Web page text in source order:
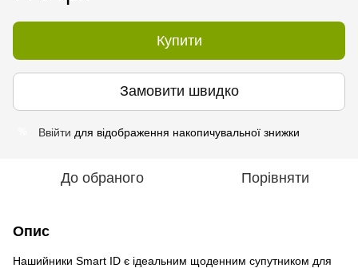
Купити
Замовити швидко
Ввійти для відображення накопичувальної знижки
До обраного Порівняти
Опис
Нашийники Smart ID є ідеальним щоденним супутником для